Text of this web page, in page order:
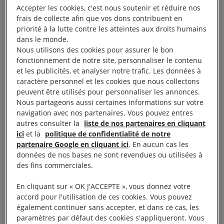
cas d’usage disproportionné et arbitraire de la force,
contre des manifestants mais aussi des journalistes.
La situation s’est-elle améliorée sous le mandat de
Emmanuel Macron ? Voici nos réponses. ?
Un maintien de l’ordre qui ne respecte pas les
droits humains
Que ce soit dans le cadre des manifestations des
Gilets jaunes, des lycéens, ou des marches contre la
réforme des retraites
pas les droits humains . Dans plusieurs
manifestations, des armes susceptibles de mutiler
ont été utilisées, la technique de la nasse a été
Accepter les cookies, c'est nous soutenir et réduire nos
frais de collecte afin que vos dons contribuent en
priorité à la lutte contre les atteintes aux droits humains
dans le monde.
Nous utilisons des cookies pour assurer le bon
fonctionnement de notre site, personnaliser le contenu
et les publicités, et analyser notre trafic. Les données à
caractère personnel et les cookies que nous collectons
peuvent être utilisés pour personnaliser les annonces.
Nous partageons aussi certaines informations sur votre
navigation avec nos partenaires. Vous pouvez entres
autres consulter la liste de nos partenaires en cliquant
ici et la politique de confidentialité de notre
partenaire Google en cliquant ici. En aucun cas les
données de nos bases ne sont revendues ou utilisées à
des fins commerciales.
En cliquant sur « OK J'ACCEPTE », vous donnez votre
accord pour l'utilisation de ces cookies. Vous pouvez
également continuer sans accepter, et dans ce cas, les
paramètres par défaut des cookies s'appliqueront. Vous